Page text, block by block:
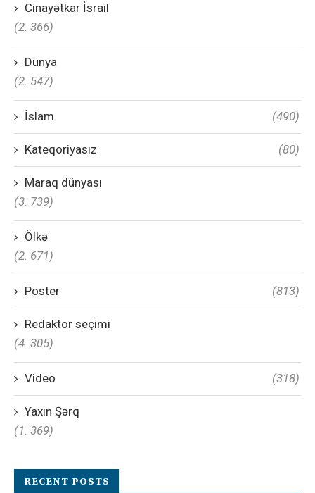
Cinayətkar İsrail
(2. 366)
Dünya
(2. 547)
İslam (490)
Kateqoriyasız (80)
Maraq dünyası
(3. 739)
Ölkə
(2. 671)
Poster (813)
Redaktor seçimi
(4. 305)
Video (318)
Yaxın Şərq
(1. 369)
RECENT POSTS